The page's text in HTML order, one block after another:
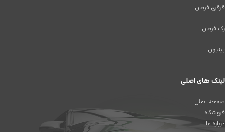
قرقری فرمان
رک فرمان
پینیون
لینک های اصلی
صفحه اصلی
فروشگاه
درباره ما